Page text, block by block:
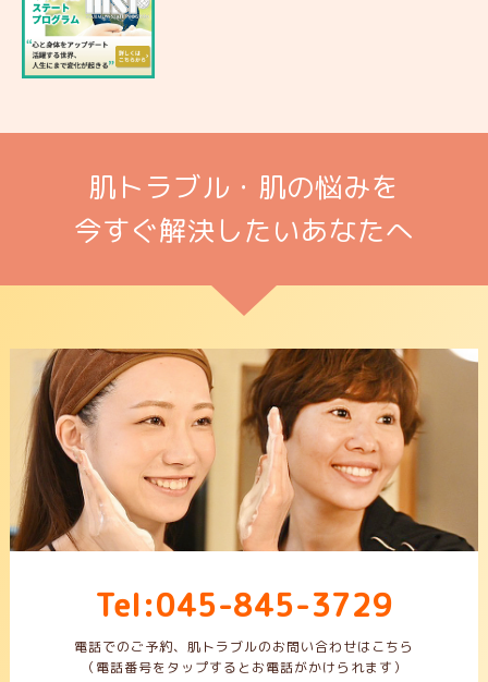
肌トラブル・肌の悩みを
今すぐ解決したいあなたへ
Tel:045-845-3729
電話でのご予約、肌トラブルのお問い合わせはこちら
（電話番号をタップするとお電話がかけられます）